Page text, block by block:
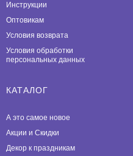
Инструкции
Оптовикам
Условия возврата
Условия обработки
персональных данных
КАТАЛОГ
А это самое новое
Акции и Скидки
Декор к праздникам